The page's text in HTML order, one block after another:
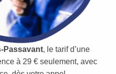
Passavant, le tarif d’une
à 29 € seulement, avec